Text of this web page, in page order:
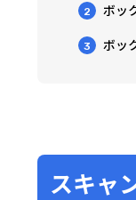
2 ボッ
3 ボッ
スキャ